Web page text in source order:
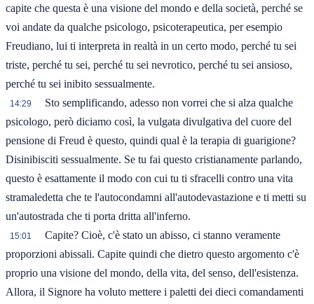
capite che questa è una visione del mondo e della società, perché se
voi andate da qualche psicologo, psicoterapeutica, per esempio
Freudiano, lui ti interpreta in realtà in un certo modo, perché tu sei
triste, perché tu sei, perché tu sei nevrotico, perché tu sei ansioso,
perché tu sei inibito sessualmente.
14:29
Sto semplificando, adesso non vorrei che si alza qualche
psicologo, però diciamo così, la vulgata divulgativa del cuore del
pensione di Freud è questo, quindi qual è la terapia di guarigione?
Disinibisciti sessualmente. Se tu fai questo cristianamente parlando,
questo è esattamente il modo con cui tu ti sfracelli contro una vita
stramaledetta che te l'autocondamni all'autodevastazione e ti metti su
un'autostrada che ti porta dritta all'inferno.
15:01
Capite? Cioè, c'è stato un abisso, ci stanno veramente
proporzioni abissali. Capite quindi che dietro questo argomento c'è
proprio una visione del mondo, della vita, del senso, dell'esistenza.
Allora, il Signore ha voluto mettere i paletti dei dieci comandamenti